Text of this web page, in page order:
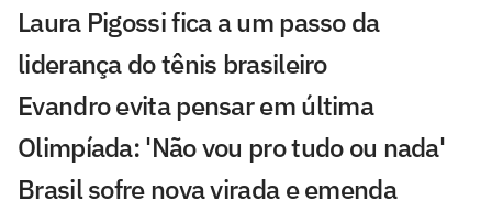
Laura Pigossi fica a um passo da
liderança do tênis brasileiro
Evandro evita pensar em última
Olimpíada: 'Não vou pro tudo ou nada'
Brasil sofre nova virada e emenda